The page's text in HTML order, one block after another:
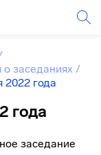
заседаниях /
2022 года
года
заседание